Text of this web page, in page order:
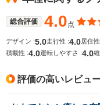
燃費
排気量
駆動方式
4968cc
4WD
総合評価 4.0点
デザイン :5.0走行性 :4.0居住
積載性 :4.0運転しやすさ :4.0
評価の高いレビュ